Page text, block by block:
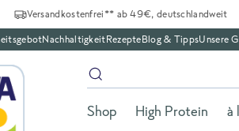
Versandkostenfrei** ab 49€, deutschlandweit
NachhaltigkeitRezepteBlog & TippsUnsere
Shop High Protein à